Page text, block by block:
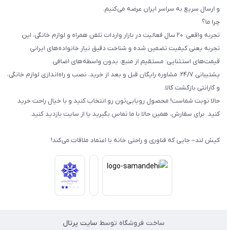
و ارسال سریع به سراسر ایران عرضه می‌کنیم.
چرا ما؟
تجربه واقعی: ۲۰ سال فعالیت در بازار واردات تلفن همراه و لوازم خانگی، این
تجربه یعنی کیفیت تضمین شده و شناخت دقیق نیاز خانواده‌های ایرانی.
قیمت‌های استثنایی: مستقیم از منبع، بدون واسطه‌های اضافی.
پشتیبانی ۲۴/۷: مشاوره رایگان قبل و بعد از خرید، نصب و راه‌اندازی لوازم خانگی،
و گارانتی بازگشت کالا.
حالا نوبت شماست! محصول رویایی‌تون رو انتخاب کنید و با خیال راحت خرید
کنید. برای سفارش، همین حالا با ما تماس بگیرید یا از سایت بازدید کنید.
کیش لند– جایی که فناوری و راحتی خانه با اعتماد ملاقات می‌کند!
ساخت فروشگاه توسط سایت پرتال